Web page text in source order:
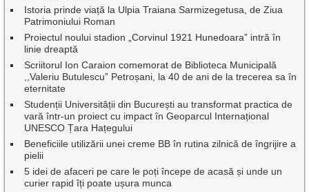
Istoria prinde viață la Ulpia Traiana Sarmizegetusa, de Ziua
Patrimoniului Roman
Proiectul noului stadion „Corvinul 1921 Hunedoara” intră în
linie dreaptă
Scriitorul Ion Caraion comemorat de Biblioteca Municipală
,,Valeriu Butulescu” Petroșani, la 40 de ani de la trecerea sa în
eternitate
Studenții Universității din București au transformat practica de
vară într-un proiect cu impact în Geoparcul Internațional
UNESCO Țara Hațegului
Beneficiile utilizării unei creme BB în rutina zilnică de îngrijire a
pielii
5 idei de afaceri pe care le poți începe de acasă și unde un
curier rapid îți poate ușura munca